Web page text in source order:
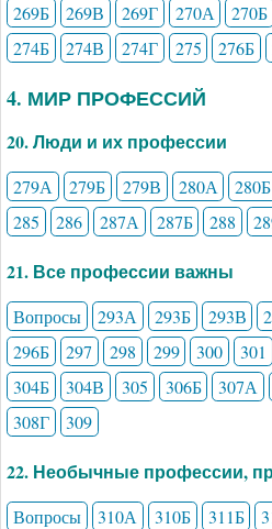
269Б
269В 269Г 270А 270Б
274Б
274В 274Г 275 276Б
4. МИР ПРОФЕССИЙ
20. Люди и их профессии
279А 279Б 279В 280А 280Б
285
286 287А 287Б 288
21. Все профессии важны
Вопросы 293А 293Б 293В
296Б
297 298 299 300 301
304Б
304В 305 306Б 307А
308Г
309
22. Необычные профессии,
Вопросы 310А 310Б 311Б